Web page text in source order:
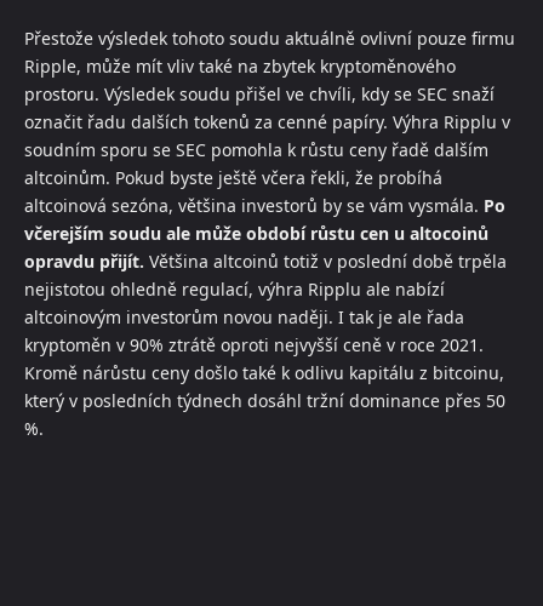
Přestože výsledek tohoto soudu aktuálně ovlivní pouze firmu
Ripple, může mít vliv také na zbytek kryptoměnového
prostoru. Výsledek soudu přišel ve chvíli, kdy se SEC snaží
označit řadu dalších tokenů za cenné papíry. Výhra Ripplu v
soudním sporu se SEC pomohla k růstu ceny řadě dalším
altcoinům. Pokud byste ještě včera řekli, že probíhá
altcoinová sezóna, většina investorů by se vám vysmála. Po
včerejším soudu ale může období růstu cen u altocoinů
opravdu přijít. Většina altcoinů totiž v poslední době trpěla
nejistotou ohledně regulací, výhra Ripplu ale nabízí
altcoinovým investorům novou naději. I tak je ale řada
kryptoměn v 90% ztrátě oproti nejvyšší ceně v roce 2021.
Kromě nárůstu ceny došlo také k odlivu kapitálu z bitcoinu,
který v posledních týdnech dosáhl tržní dominance přes 50
%.